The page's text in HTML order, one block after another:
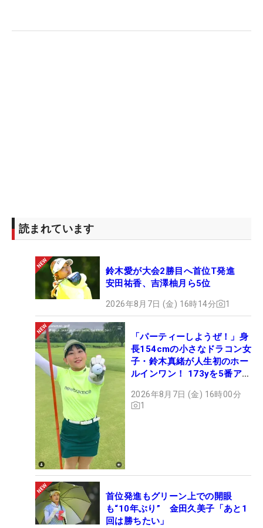
ホーマは2013年にプロ転向し、2014年からPGAツ
アー参戦を開始、2019年「ウェルズ・ファーゴ選手
権」で初優勝を飾り、2021年「ジェネシス招待」で
2勝目を挙げた際には表彰式でタイガー・ウッズ
（米国）の横に立ち、笑顔を輝かせていた。昨季さ
らに2勝を挙げ、今季開幕戦の「フォーティネット
選手権」で5勝目を飾ったばかりだ。
2023年初戦の「セントリー・トーナメント・オブ・
チャンピオンズ」でも3位タイに食い込み、その好
調ぶりは今週も維持されていた。ショットもパット
も冴え渡っていたホーマだが、さらなる力になった
のは、彼自身が「逆転できる」と信じていたこと
これまで挙げた5勝のうちの4勝が逆転による勝利だ
った。だからこそ、この日、5打差から出たホーマ
は「僕には忍耐も自信もある。だから逆転できる」
読まれています
鈴木愛が大会2勝目へ首位T発進
安田祐香、吉澤柚月ら5位
2026年8月7日 (金) 16時14分 1
「パーティーしようぜ！」身
長154cmの小さなドラコン女
子・鈴木真緒が人生初のホー
ルインワン！ 173yを5番アイ
2026年8月7日 (金) 16時00分
1
首位発進もグリーン上での開眼
も“10年ぶり” 金田久美子「あと1
回は勝ちたい」